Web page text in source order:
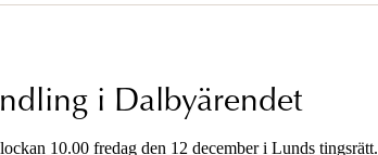
i Dalbyärendet
10.00 fredag den 12 december i Lunds tingsrätt.